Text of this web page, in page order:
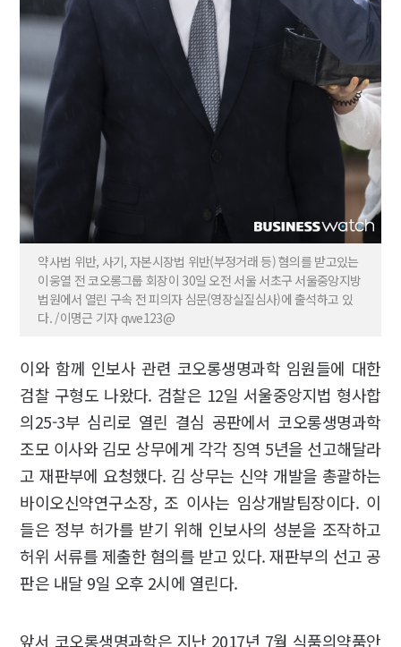
약사법 위반, 사기, 자본시장법 위반(부정거래 등) 혐의를 받고있는
이웅열 전 코오롱그룹 회장이 30일 오전 서울 서초구 서울중앙지방
법원에서 열린 구속 전 피의자 심문(영장실질심사)에 출석하고 있
다. /이명근 기자 qwe123@
이와 함께 인보사 관련 코오롱생명과학 임원들에 대한
검찰 구형도 나왔다. 검찰은 12일 서울중앙지법 형사합
의25-3부 심리로 열린 결심 공판에서 코오롱생명과학
조모 이사와 김모 상무에게 각각 징역 5년을 선고해달라
고 재판부에 요청했다. 김 상무는 신약 개발을 총괄하는
바이오신약연구소장, 조 이사는 임상개발팀장이다. 이
들은 정부 허가를 받기 위해 인보사의 성분을 조작하고
허위 서류를 제출한 혐의를 받고 있다. 재판부의 선고 공
판은 내달 9일 오후 2시에 열린다.
앞서 코오롱생명과학은 지난 2017년 7월 식품의약품안